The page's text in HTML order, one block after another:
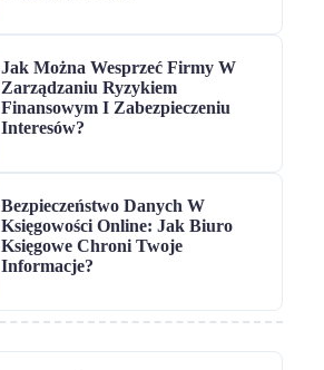
Jak Można Wesprzeć Firmy W
Zarządzaniu Ryzykiem
Finansowym I Zabezpieczeniu
Interesów?
Bezpieczeństwo Danych W
Księgowości Online: Jak Biuro
Księgowe Chroni Twoje
Informacje?